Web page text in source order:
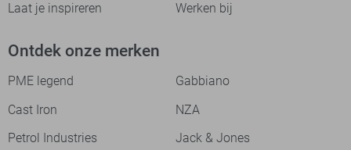
Laat je inspireren Werken bij
Ontdek onze merken
PME legend
Gabbiano
Cast Iron
NZA
Petrol Industries
Jack & Jones